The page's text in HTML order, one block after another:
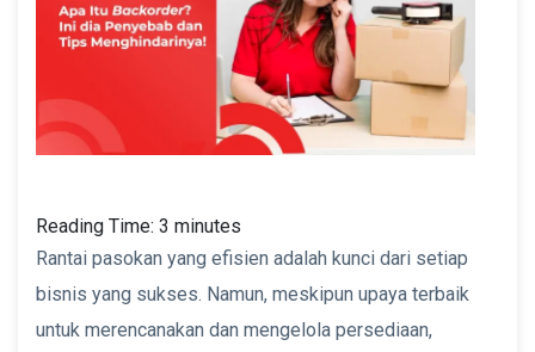
Reading Time: 3 minutes
Rantai pasokan yang efisien adalah kunci dari setiap
bisnis yang sukses. Namun, meskipun upaya terbaik
untuk merencanakan dan mengelola persediaan,